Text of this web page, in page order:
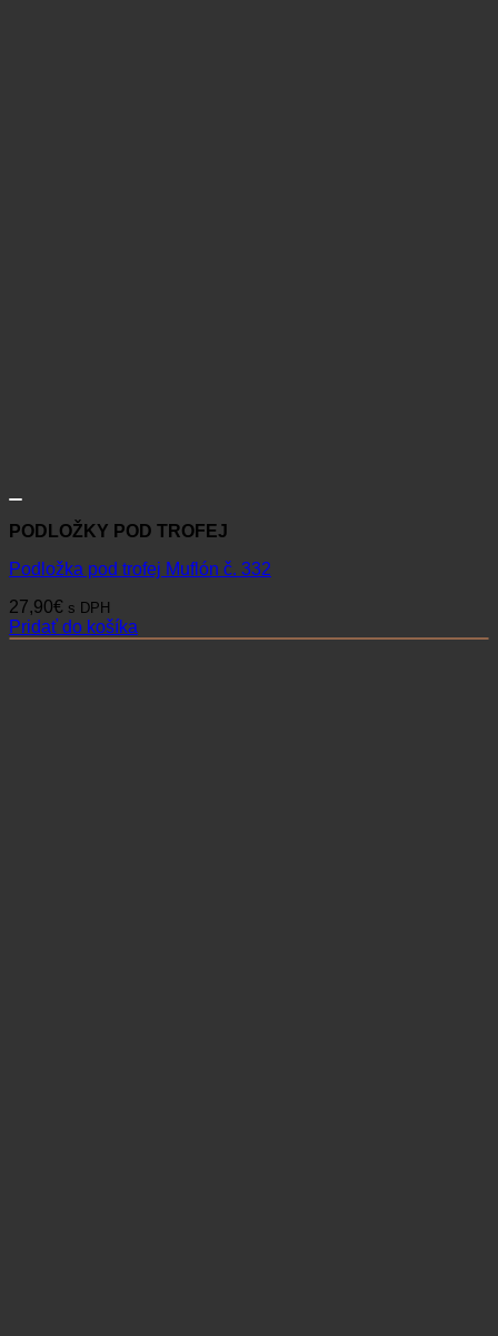
PODLOŽKY POD TROFEJ
Podložka pod trofej Muflón č. 332
27,90€ s DPH
Pridať do košíka